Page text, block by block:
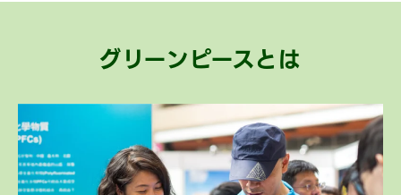
グリーンピースとは